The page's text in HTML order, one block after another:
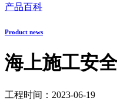
产品百科
Product news
海上施工安
工程时间：2023-06-19